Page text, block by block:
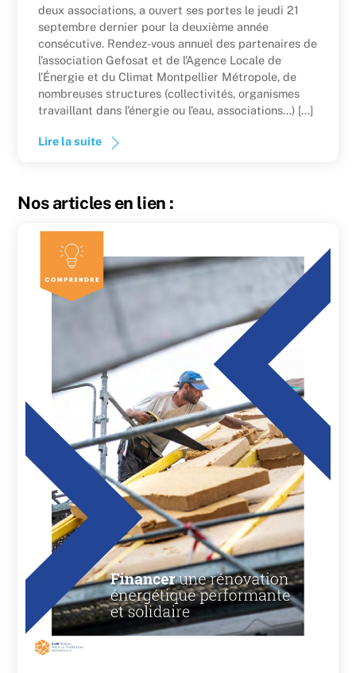
deux associations, a ouvert ses portes le jeudi 21
septembre dernier pour la deuxième année
consécutive. Rendez-vous annuel des partenaires de
l’association Gefosat et de l’Agence Locale de
l’Énergie et du Climat Montpellier Métropole, de
nombreuses structures (collectivités, organismes
travaillant dans l’énergie ou l’eau, associations…) […]
Lire la suite
Nos articles en lien :